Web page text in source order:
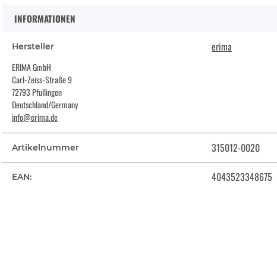
INFORMATIONEN
Hersteller erima
ERIMA GmbH
Carl-Zeiss-Straße 9
72793 Pfullingen
Deutschland/Germany
info@erima.de
Artikelnummer 315012-0020
EAN: 4043523348675